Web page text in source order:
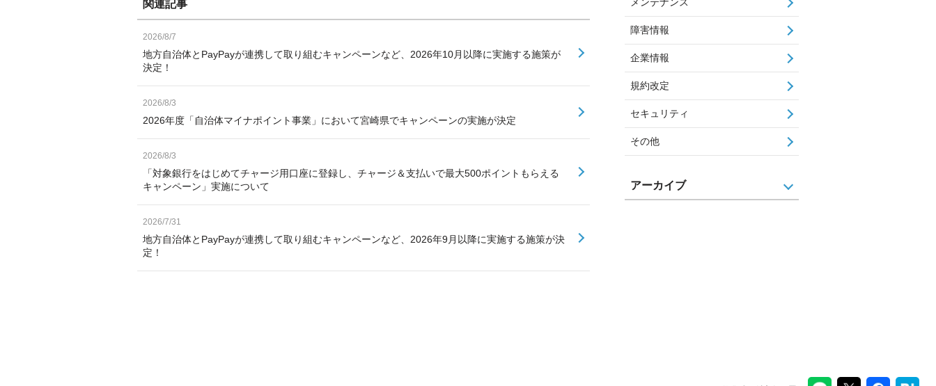
関連記事
2026/8/7
地方自治体とPayPayが連携して取り組むキャンペーンなど、2026年10月以降に実施する施策が
決定！
2026/8/3
2026年度「自治体マイナポイント事業」において宮崎県でキャンペーンの実施が決定
2026/8/3
「対象銀行をはじめてチャージ用口座に登録し、チャージ＆支払いで最大500ポイントもらえる
キャンペーン」実施について
2026/7/31
地方自治体とPayPayが連携して取り組むキャンペーンなど、2026年9月以降に実施する施策が決
定！
障害情報
企業情報
規約改定
セキュリティ
その他
アーカイブ